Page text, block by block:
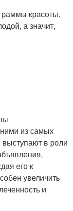
красоты.
а значит,
из самых
в роли
его к
увеличить
и